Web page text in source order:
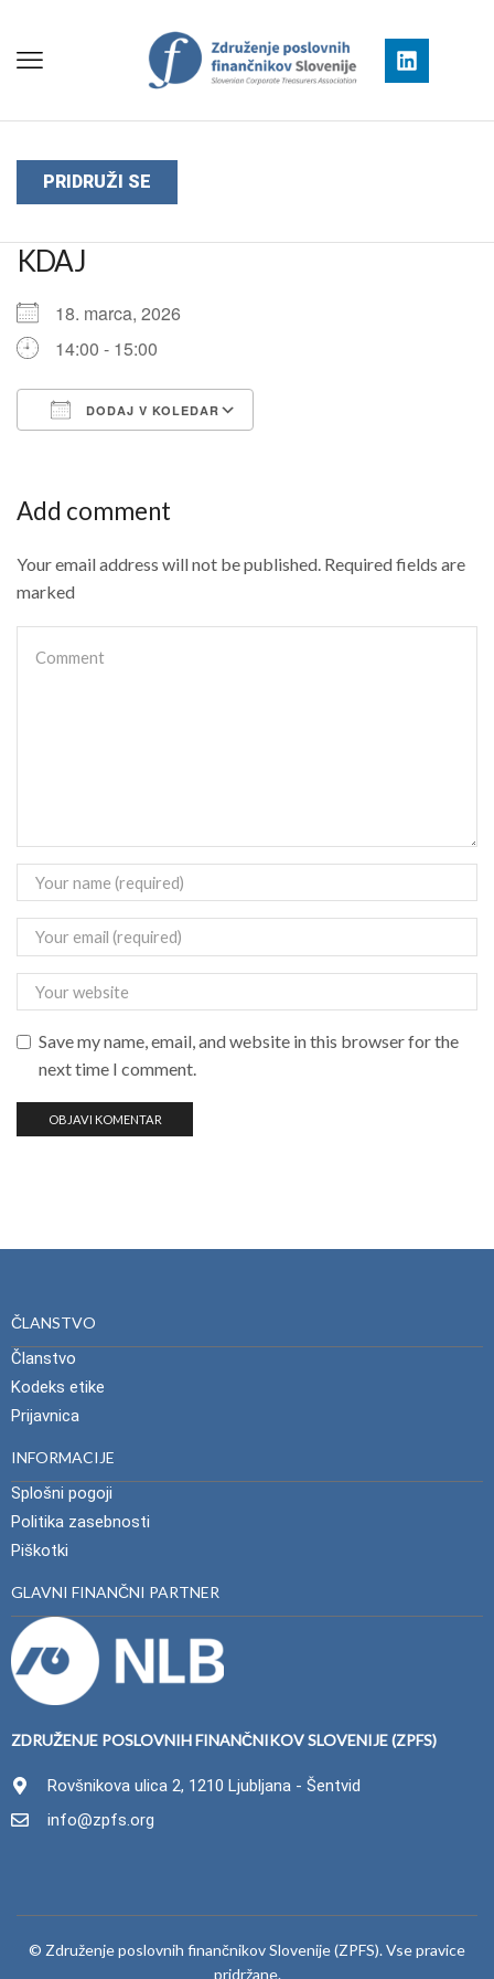
PRIDRUŽI SE
KDAJ
18. marca, 2026
14:00 - 15:00
DODAJ V KOLEDAR
Add comment
Your email address will not be published. Required fields are
marked
Save my name, email, and website in this browser for the
next time I comment.
ČLANSTVO
Članstvo
Kodeks etike
Prijavnica
INFORMACIJE
Splošni pogoji
Politika zasebnosti
Piškotki
GLAVNI FINANČNI PARTNER
ZDRUŽENJE POSLOVNIH FINANČNIKOV SLOVENIJE (ZPFS)
Rovšnikova ulica 2, 1210 Ljubljana - Šentvid
info@zpfs.org
© Združenje poslovnih finančnikov Slovenije (ZPFS). Vse pravice
pridržane.